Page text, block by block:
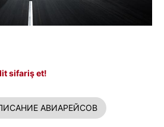
sifariş et!
АВИАРЕЙСОВ